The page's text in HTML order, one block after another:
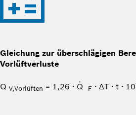
Gleichung zur überschlägigen
Vorlüftverluste
Q V,Vorlüften = 1,26 ∙ Q
·
F ∙ ΔT ∙ t ∙ 10